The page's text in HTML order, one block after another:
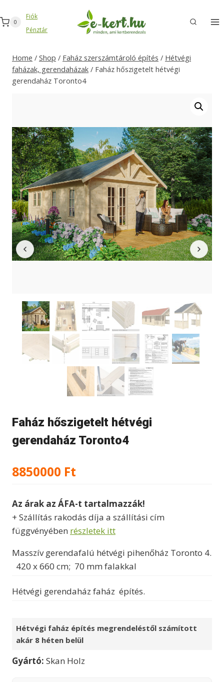
to
content
0
Fiók
Pénztár
Home / Shop / Faház szerszámtároló építés / Hétvégi
faházak, gerendaházak / Faház hőszigetelt hétvégi
gerendaház Toronto4
Faház hőszigetelt hétvégi
gerendaház Toronto4
8850000 Ft
Az árak az ÁFA-t tartalmazzák!
+ Szállítás rakodás díja a szállítási cím
függvényében részletek itt
Masszív gerendafalú hétvégi pihenőház Toronto 4.
420 x 660 cm; 70 mm falakkal
Hétvégi gerendaház faház építés.
Hétvégi faház építés megrendeléstől számított
akár 8 héten belül
Gyártó: Skan Holz